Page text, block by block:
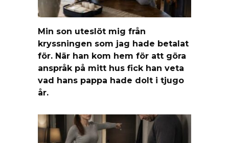
Min son uteslöt mig från
kryssningen som jag hade betalat
för. När han kom hem för att göra
anspråk på mitt hus fick han veta
vad hans pappa hade dolt i tjugo
år.